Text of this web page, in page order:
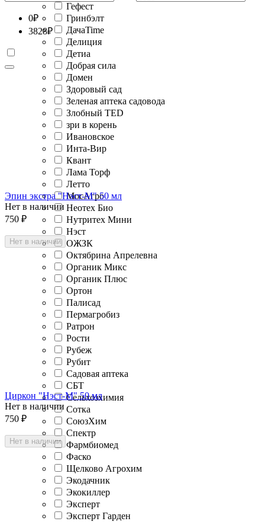
Гефест
Гринбэлт
ДачаTime
Делиция
Детиа
Добрая сила
Домен
Здоровый сад
Зеленая аптека садовода
Злобный TED
зри в корень
Ивановское
Инта-Вир
Квант
Лама Торф
Летто
МосАгро
Неотех Био
Нутритех Мини
Нэст
ОЖЗК
Октябрина Апрелевна
Органик Микс
Органик Плюс
Ортон
Палисад
Пермагробиз
Ратрон
Рости
Рубеж
Рубит
Садовая аптека
СБТ
Сельхозхимия
Сотка
СоюзХим
Спектр
Фармбиомед
Фаско
Щелково Агрохим
Экодачник
Экокиллер
Эксперт
Эксперт Гарден
0₽
3828₽
Эпин экстра "Нэст-М" 50 мл
Нет в наличии
750 ₽
Нет в наличии
Циркон "Нэст-М" 50 мл
Нет в наличии
750 ₽
Нет в наличии